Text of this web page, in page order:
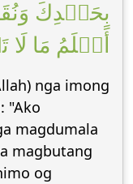
بِحَمۡدِكَ
أَعۡلَمُ مَا لَا
nga imong
"Ako
magdumala
magbutang
og